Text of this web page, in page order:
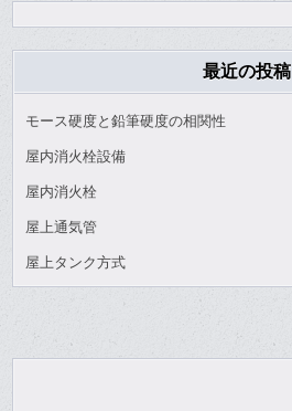
最近の投稿
モース硬度と鉛筆硬度の相関性
屋内消火栓設備
屋内消火栓
屋上通気管
屋上タンク方式